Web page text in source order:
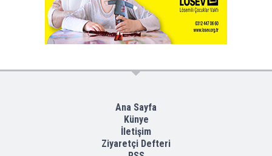
Ana Sayfa
Künye
İletişim
Ziyaretçi Defteri